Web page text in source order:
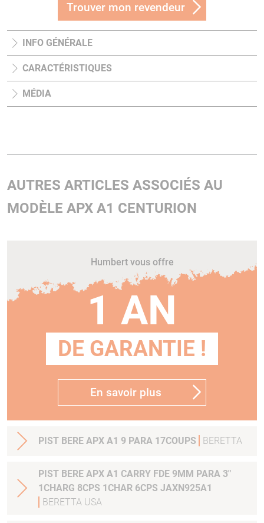
Trouver mon revendeur
INFO GÉNÉRALE
CARACTÉRISTIQUES
MÉDIA
AUTRES ARTICLES ASSOCIÉS AU
MODÈLE APX A1 CENTURION
Humbert vous offre
1 AN
DE GARANTIE !
En savoir plus
PIST BERE APX A1 9 PARA 17COUPS BERETTA
PIST BERE APX A1 CARRY FDE 9MM PARA 3"
1CHARG 8CPS 1CHAR 6CPS JAXN925A1
BERETTA USA